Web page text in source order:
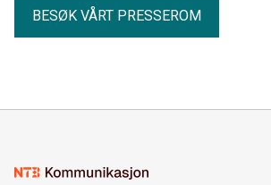
BESØK VÅRT PRESSEROM